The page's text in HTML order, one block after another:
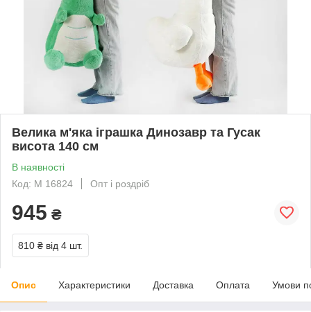
Велика м'яка іграшка Динозавр та Гусак
висота 140 см
В наявності
Код: М 16824
Опт і роздріб
945 ₴
810 ₴ від 4 шт.
Опис Характеристики Доставка Оплата Умови